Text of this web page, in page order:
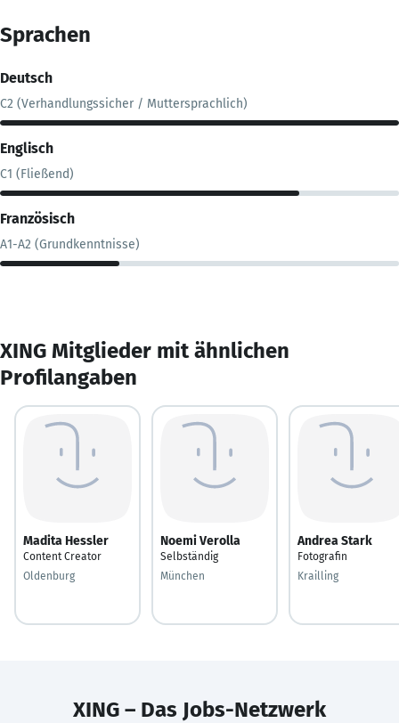
Sprachen
Deutsch
C2 (Verhandlungssicher / Muttersprachlich)
Englisch
C1 (Fließend)
Französisch
A1-A2 (Grundkenntnisse)
XING Mitglieder mit ähnlichen
Profilangaben
Madita Hessler
Content Creator
Oldenburg
Noemi Verolla
Selbständig
München
Andrea Stark
Fotografin
Krailling
XING – Das Jobs-Netzwerk